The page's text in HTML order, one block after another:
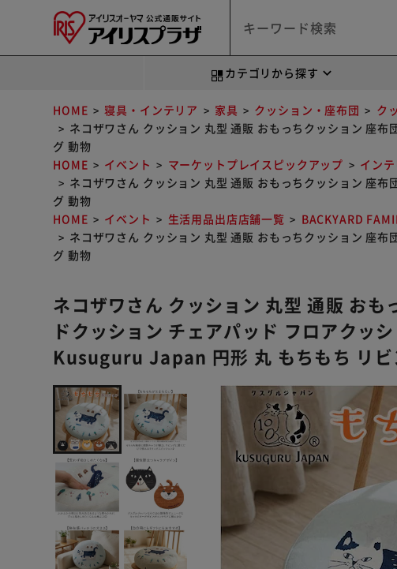
カテゴリから探す
HOME 寝具・インテリア 家具 クッション・座布団
ク
ネコザワさん クッション 丸型 通販 おもっちクッション 座
グ 動物
HOME
イベント マーケットプレイスピックアップ
イン
ネコザワさん クッション 丸型 通販 おもっちクッション 座
グ 動物
HOME
イベント 生活用品出店店舗一覧
BACKYARD
ネコザワさん クッション 丸型 通販 おもっちクッション 座
グ 動物
ネコザワさん クッション 丸型 通販 おも
ドクッション チェアパッド フロアクッ
Kusuguru Japan 円形 丸 もちもち リビ